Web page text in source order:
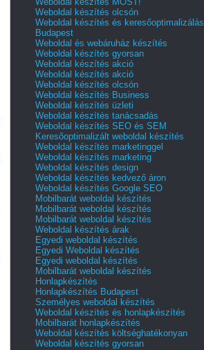
Weboldal készítés olcsón
Weboldal készítés és keresőoptimalizálás
Budapest
Weboldal és webáruház készítés
Weboldal készítés gyorsan
Weboldal készítés akció
Weboldal készítés akció
Weboldal készítés olcsón
Weboldal készítés Business
Weboldal készítés üzleti
Weboldal készítés tanácsadás
Weboldal készítés SEO és SEM
Keresőoptimalizált weboldal készítés
Weboldal készítés marketinggel
Weboldal készítés marketing
Weboldal készítés design
Weboldal készítés kedvező áron
Weboldal készítés Google SEO
Mobilbarát weboldal készítés
Mobilbarát weboldal készítés
Mobilbarát weboldal készítés
Weboldal készítés árak
Egyedi weboldal készítés
Egyedi Weboldal készítés
Egyedi weboldal készítés
Mobilbarát weboldal készítés
Honlapkészítés
Honlapkészítés Budapest
Személyes weboldal készítés
Weboldal készítés és honlapkészítés
Mobilbarát honlapkészítés
Weboldal készítés költséghatékonyan
Weboldal készítés gyorsan